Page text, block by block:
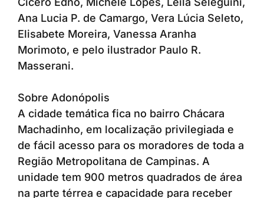
Ana Lucia P. de Camargo, Vera Lúcia Seleto,
Elisabete Moreira, Vanessa Aranha
Morimoto, e pelo ilustrador Paulo R.
Masserani.
Sobre Adonópolis
A cidade temática fica no bairro Chácara
Machadinho, em localização privilegiada e
de fácil acesso para os moradores de toda a
Região Metropolitana de Campinas. A
unidade tem 900 metros quadrados de área
na parte térrea e capacidade para receber